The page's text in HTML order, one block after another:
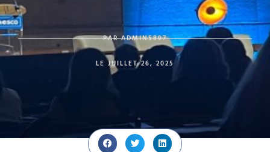
PARADMIN5897
LE JUILLET 26, 2025